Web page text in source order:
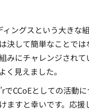
ィングスという大きな
決して簡単なことでは
みにチャレンジされ
く見えました。
でCCoEとしての活動
ますと幸いです。応援